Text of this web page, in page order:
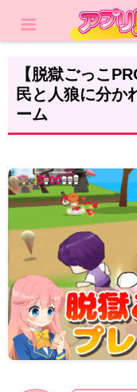
レビュー
【脱獄ごっこ
民と人狼に分か
ーム